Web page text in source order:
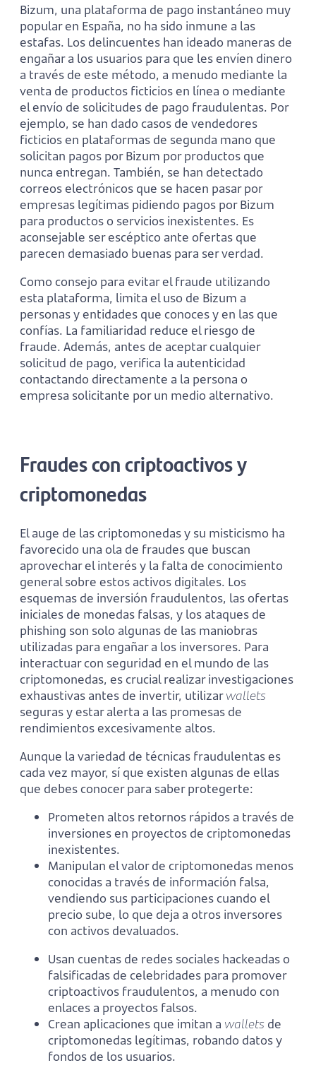
Bizum, una plataforma de pago instantáneo muy
popular en España, no ha sido inmune a las
estafas. Los delincuentes han ideado maneras de
engañar a los usuarios para que les envíen dinero
a través de este método, a menudo mediante la
venta de productos ficticios en línea o mediante
el envío de solicitudes de pago fraudulentas. Por
ejemplo, se han dado casos de vendedores
ficticios en plataformas de segunda mano que
solicitan pagos por Bizum por productos que
nunca entregan. También, se han detectado
correos electrónicos que se hacen pasar por
empresas legítimas pidiendo pagos por Bizum
para productos o servicios inexistentes. Es
aconsejable ser escéptico ante ofertas que
parecen demasiado buenas para ser verdad.
Como consejo para evitar el fraude utilizando
esta plataforma, limita el uso de Bizum a
personas y entidades que conoces y en las que
confías. La familiaridad reduce el riesgo de
fraude. Además, antes de aceptar cualquier
solicitud de pago, verifica la autenticidad
contactando directamente a la persona o
empresa solicitante por un medio alternativo.
Fraudes con criptoactivos y
criptomonedas
El auge de las criptomonedas y su misticismo ha
favorecido una ola de fraudes que buscan
aprovechar el interés y la falta de conocimiento
general sobre estos activos digitales. Los
esquemas de inversión fraudulentos, las ofertas
iniciales de monedas falsas, y los ataques de
phishing son solo algunas de las maniobras
utilizadas para engañar a los inversores. Para
interactuar con seguridad en el mundo de las
criptomonedas, es crucial realizar investigaciones
exhaustivas antes de invertir, utilizarwallets
seguras y estar alerta a las promesas de
rendimientos excesivamente altos.
Aunque la variedad de técnicas fraudulentas es
cada vez mayor, sí que existen algunas de ellas
que debes conocer para saber protegerte:
Prometen altos retornos rápidos a través de
inversiones en proyectos de criptomonedas
inexistentes.
Manipulan el valor de criptomonedas menos
conocidas a través de información falsa,
vendiendo sus participaciones cuando el
precio sube, lo que deja a otros inversores
con activos devaluados.
Usan cuentas de redes sociales hackeadas o
falsificadas de celebridades para promover
criptoactivos fraudulentos, a menudo con
enlaces a proyectos falsos.
Crean aplicaciones que imitan a wallets de
criptomonedas legítimas, robando datos y
fondos de los usuarios.